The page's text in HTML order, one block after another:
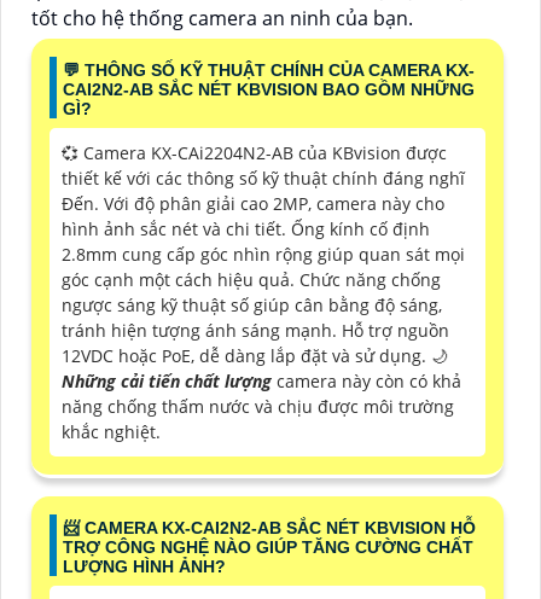
tốt cho hệ thống camera an ninh của bạn.
️💬 THÔNG SỐ KỸ THUẬT CHÍNH CỦA CAMERA KX-
CAI2N2-AB SẮC NÉT KBVISION BAO GỒM NHỮNG
GÌ?
💞 Camera KX-CAi2204N2-AB của KBvision được
thiết kế với các thông số kỹ thuật chính đáng nghĩ
Đến. Với độ phân giải cao 2MP, camera này cho
hình ảnh sắc nét và chi tiết. Ống kính cố định
2.8mm cung cấp góc nhìn rộng giúp quan sát mọi
góc cạnh một cách hiệu quả. Chức năng chống
ngược sáng kỹ thuật số giúp cân bằng độ sáng,
tránh hiện tượng ánh sáng mạnh. Hỗ trợ nguồn
12VDC hoặc PoE, dễ dàng lắp đặt và sử dụng. 🌙
Những cải tiến chất lượng camera này còn có khả
năng chống thấm nước và chịu được môi trường
khắc nghiệt.
📨 CAMERA KX-CAI2N2-AB SẮC NÉT KBVISION HỖ
TRỢ CÔNG NGHỆ NÀO GIÚP TĂNG CƯỜNG CHẤT
LƯỢNG HÌNH ẢNH?